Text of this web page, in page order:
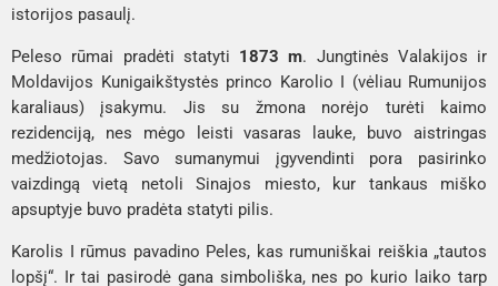
istorijos pasaulį.
Peleso rūmai pradėti statyti 1873 m. Jungtinės Valakijos ir
Moldavijos Kunigaikštystės princo Karolio I (vėliau Rumunijos
karaliaus) įsakymu. Jis su žmona norėjo turėti kaimo
rezidenciją, nes mėgo leisti vasaras lauke, buvo aistringas
medžiotojas. Savo sumanymui įgyvendinti pora pasirinko
vaizdingą vietą netoli Sinajos miesto, kur tankaus miško
apsuptyje buvo pradėta statyti pilis.
Karolis I rūmus pavadino Peles, kas rumuniškai reiškia „tautos
lopšį“. Ir tai pasirodė gana simboliška, nes po kurio laiko tarp